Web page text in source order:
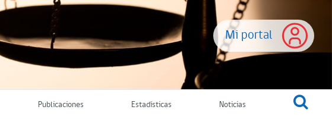
Mi portal
Publicaciones Estadísticas Noticias